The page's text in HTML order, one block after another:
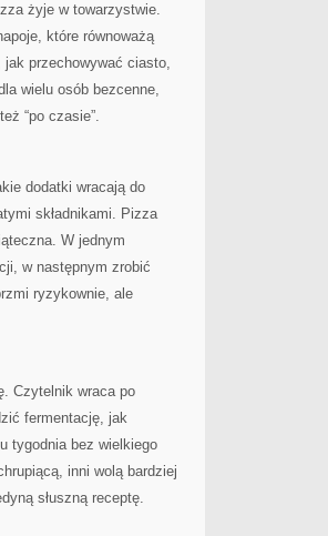
żyje w towarzystwie.
które równoważą
przechowywać ciasto,
wielu osób bezcenne,
“po czasie”.
dodatki wracają do
składnikami. Pizza
W jednym
w następnym zrobić
ryzykownie, ale
Czytelnik wraca po
fermentację, jak
tygodnia bez wielkiego
inni wolą bardziej
słuszną receptę.